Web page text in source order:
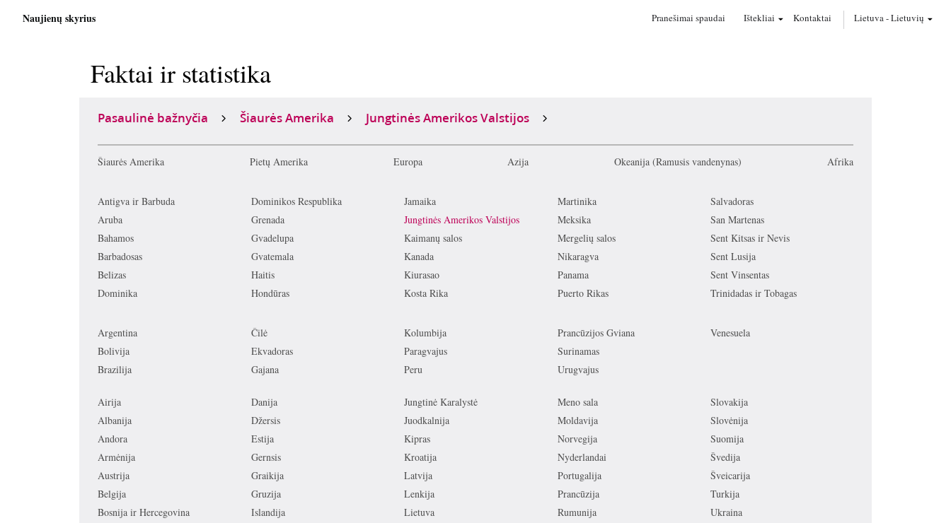
Naujienų skyrius Pranešimai spaudai Ištekliai Kontaktai Lietuva-Lietuvių
Faktai ir statistika
Pasaulinė bažnyčia Šiaurės Amerika Jungtinės Amerikos Valstijos
Šiaurės Amerika Pietų Amerika Europa Azija Okeanija (Ramusis vandenynas) Afrika
Antigva ir Barbuda
Aruba
Bahamos
Barbadosas
Belizas
Dominika
Dominikos Respublika
Grenada
Gvadelupa
Gvatemala
Haitis
Hondūras
Jamaika
Jungtinės Amerikos Valstijos
Kaimanų salos
Kanada
Kiurasao
Kosta Rika
Martinika
Meksika
Mergelių salos
Nikaragva
Panama
Puerto Rikas
Salvadoras
San Martenas
Sent Kitsas ir Nevis
Sent Lusija
Sent Vinsentas
Trinidadas ir Tobagas
Argentina
Bolivija
Brazilija
Čilė
Ekvadoras
Gajana
Kolumbija
Paragvajus
Peru
Prancūzijos Gviana
Surinamas
Urugvajus
Venesuela
Airija
Albanija
Andora
Armėnija
Austrija
Belgija
Bosnija ir Hercegovina
Danija
Džersis
Estija
Gernsis
Graikija
Gruzija
Islandija
Jungtinė Karalystė
Juodkalnija
Kipras
Kroatija
Latvija
Lenkija
Lietuva
Meno sala
Moldavija
Norvegija
Nyderlandai
Portugalija
Prancūzija
Rumunija
Slovakija
Slovėnija
Suomija
Švedija
Šveicarija
Turkija
Ukraina